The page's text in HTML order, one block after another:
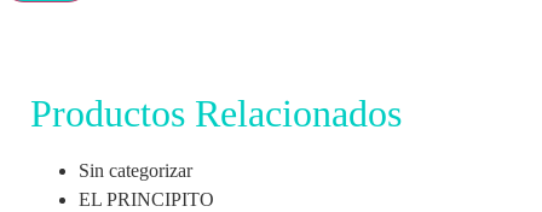
Productos Relacionados
Sin categorizar
EL PRINCIPITO